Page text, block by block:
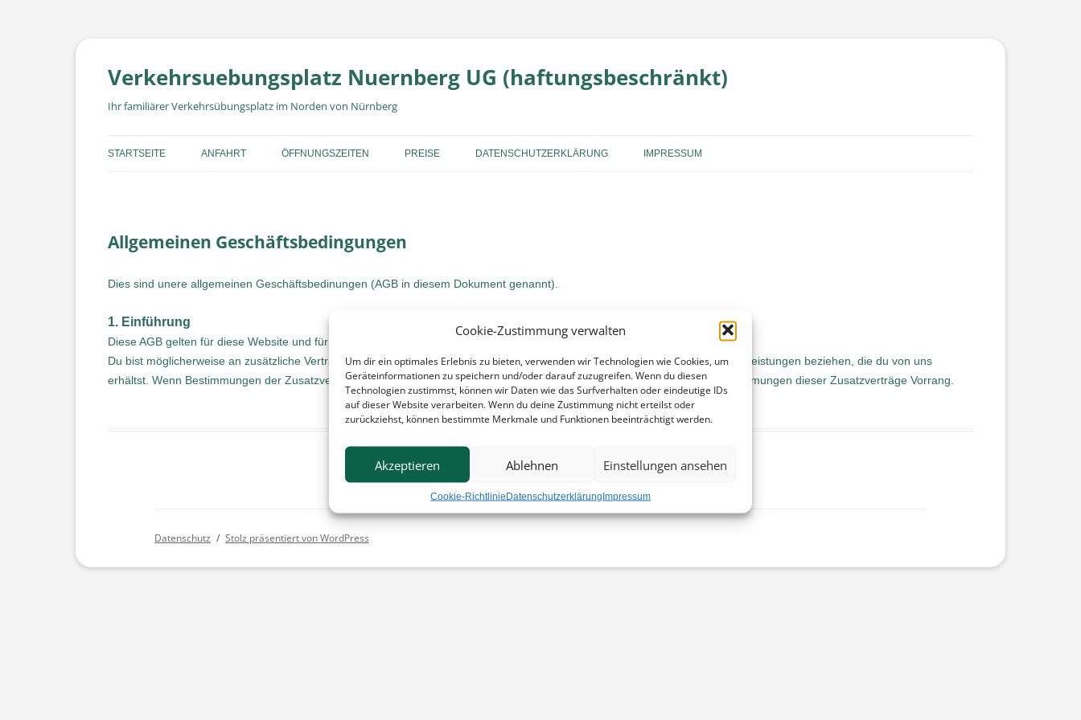
Cookie-Zustimmung verwalten
Um dir ein optimales Erlebnis zu bieten, verwenden wir Technologien wie Cookies, um
Geräteinformationen zu speichern und/oder darauf zuzugreifen. Wenn du diesen
Technologien zustimmst, können wir Daten wie das Surfverhalten oder eindeutige IDs
auf dieser Website verarbeiten. Wenn du deine Zustimmung nicht erteilst oder
zurückziehst, können bestimmte Merkmale und Funktionen beeinträchtigt werden.
Akzeptieren Ablehnen Einstellungen ansehen
Cookie-RichtlinieDatenschutzerklärungImpressum
springen
Verkehrsuebungsplatz Nuernberg UG (haftungsbeschränkt)
Ihr familiärer Verkehrsübungsplatz im Norden von Nürnberg
STARTSEITE ANFAHRT ÖFFNUNGSZEITEN PREISE DATENSCHUTZERKLÄRUNG IMPRESSUM
Allgemeinen Geschäftsbedingungen
Dies sind unere allgemeinen Geschäftsbedinungen (AGB in diesem Dokument genannt).
1. Einführung
Diese AGB gelten für diese Website und für die Transaktionen im Zusammenhang mit unseren angebotenen Dienstleistungen.
Du bist möglicherweise an zusätzliche Verträge gebunden, die sich auf deine Beziehung zu uns oder auf Produkte oder Dienstleistungen beziehen, die du von uns
erhältst. Wenn Bestimmungen der Zusatzverträge mit Bestimmungen dieser Bedingungen in Konflikt stehen, haben die Bestimmungen dieser Zusatzverträge Vorrang.
Datenschutz Stolz präsentiert von WordPress